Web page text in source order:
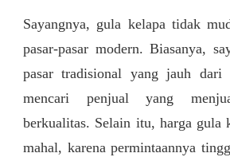
Sayangnya, gula kelapa tidak
pasar-pasar modern. Biasanya,
pasar tradisional yang jauh dari
mencari penjual yang
berkualitas. Selain itu, harga gula
mahal, karena permintaannya